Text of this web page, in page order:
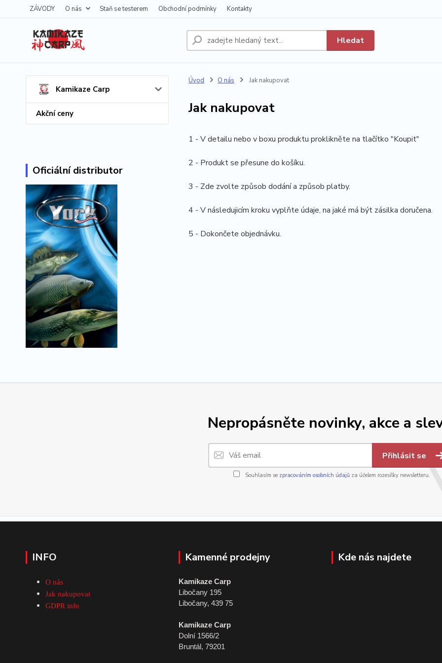
ZÁVODY O nás Staň se testerem Obchodní podmínky Kontakty
Hledat
Kamikaze Carp
Akční ceny
Oficiální distributor
Úvod O nás Jak nakupovat
Jak nakupovat
1 - V detailu nebo v boxu produktu proklikněte na tlačítko "Koupit"
2 - Produkt se přesune do košíku.
3 - Zde zvolte způsob dodání a způsob platby.
4 - V následujicím kroku vyplňte údaje, na jaké má být zásilka doručena.
5 - Dokončete objednávku.
Nepropásněte novinky, akce a
Přihlásit se
Souhlasím se zpracováním osobních údajůza účelem rozesílky newsletteru.
INFO
O nás
Jak nakupovat
GDPR info
Kamenné prodejny
Kamikaze Carp
Libočany 195
Libočany, 439 75
Kamikaze Carp
Dolní 1566/2
Bruntál, 79201
Kde nás najdete